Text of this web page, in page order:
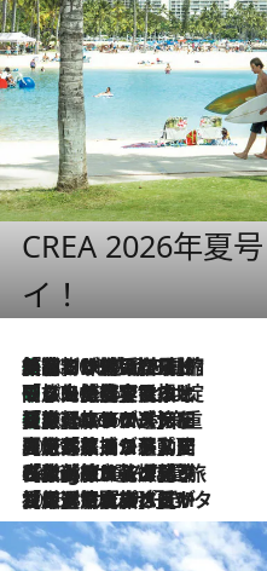
CREA 2026年夏
イ！
2026.8.6
「荷物が増えるほど旅ストレスは増す」美容ジャーナリストがたどり着いた最終結論。“化粧品を劇的に減らす”感動の凝縮美容とは
2026.8.6
「旅先には金髪ウィッグを持参」日本と同じメイクでは損してる!? 美容ジャーナリストが提案する“掟破りの旅美容”とは
2026.8.6
【厳選旅コスメ】「身軽さ＆UV対策重視！」ヘアアーティストshucoが選んだ夏旅ベストコスメを発表【Mサイズジップ】
2026.8.5
【厳選旅コスメ】国内をあちこち移動する河井菜摘が選んだ夏旅ベストコスメ発表！「リラックスアイテムはマスト」【Mサイズジップ】
2026.8.4
【厳選旅コスメ】「紫外線＆乾燥対策しながらメイク感も！」ヘア＆メイクGeorgeが選んだ夏旅ベストコスメを発表！【Mサイズジップ】
2026.8.3
【厳選旅コスメ】「保湿もタイパ重視！」“サウナ好き”タレント清水みさとが愛用する夏旅ベストコスメを発表！【Mサイズジップ】